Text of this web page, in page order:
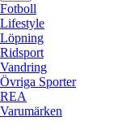
Fotboll
Lifestyle
Löpning
Ridsport
Vandring
Övriga Sporter
REA
Varumärken